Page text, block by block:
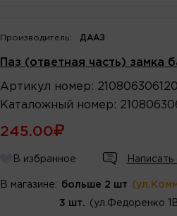
Производитель: ДААЗ
Паз (ответная часть) замка
Артикул номер :
Каталожный номер :
245.00
В избранное Написать
В магазине: больше 2 шт
3 шт. (ул.Федоренко